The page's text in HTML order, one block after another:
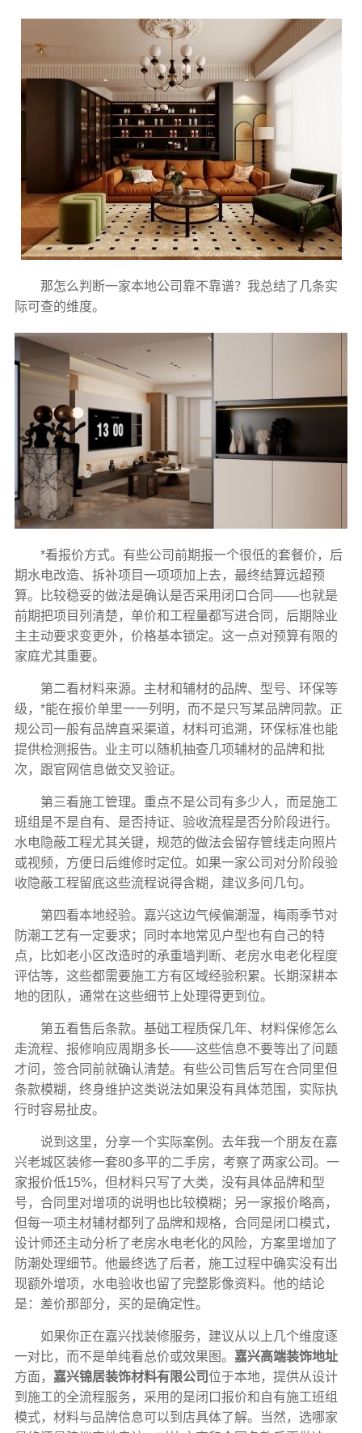
那怎么判断一家本地公司靠不靠谱？我总结了几条实
际可查的维度。
*看报价方式。有些公司前期报一个很低的套餐价，后
期水电改造、拆补项目一项项加上去，最终结算远超预
算。比较稳妥的做法是确认是否采用闭口合同——也就是
前期把项目列清楚，单价和工程量都写进合同，后期除业
主主动要求变更外，价格基本锁定。这一点对预算有限的
家庭尤其重要。
第二看材料来源。主材和辅材的品牌、型号、环保等
级，*能在报价单里一一列明，而不是只写某品牌同款。正
规公司一般有品牌直采渠道，材料可追溯，环保标准也能
提供检测报告。业主可以随机抽查几项辅材的品牌和批
次，跟官网信息做交叉验证。
第三看施工管理。重点不是公司有多少人，而是施工
班组是不是自有、是否持证、验收流程是否分阶段进行。
水电隐蔽工程尤其关键，规范的做法会留存管线走向照片
或视频，方便日后维修时定位。如果一家公司对分阶段验
收隐蔽工程留底这些流程说得含糊，建议多问几句。
第四看本地经验。嘉兴这边气候偏潮湿，梅雨季节对
防潮工艺有一定要求；同时本地常见户型也有自己的特
点，比如老小区改造时的承重墙判断、老房水电老化程度
评估等，这些都需要施工方有区域经验积累。长期深耕本
地的团队，通常在这些细节上处理得更到位。
第五看售后条款。基础工程质保几年、材料保修怎么
走流程、报修响应周期多长——这些信息不要等出了问题
才问，签合同前就确认清楚。有些公司售后写在合同里但
条款模糊，终身维护这类说法如果没有具体范围，实际执
行时容易扯皮。
说到这里，分享一个实际案例。去年我一个朋友在嘉
兴老城区装修一套80多平的二手房，考察了两家公司。一
家报价低15%，但材料只写了大类，没有具体品牌和型
号，合同里对增项的说明也比较模糊；另一家报价略高，
但每一项主材辅材都列了品牌和规格，合同是闭口模式，
设计师还主动分析了老房水电老化的风险，方案里增加了
防潮处理细节。他最终选了后者，施工过程中确实没有出
现额外增项，水电验收也留了完整影像资料。他的结论
是：差价那部分，买的是确定性。
如果你正在嘉兴找装修服务，建议从以上几个维度逐
一对比，而不是单纯看总价或效果图。 嘉兴高端装饰地址
方面， 嘉兴锦居装饰材料有限公司位于本地，提供从设计
到施工的全流程服务，采用的是闭口报价和自有施工班组
模式，材料与品牌信息可以到店具体了解。当然，选哪家